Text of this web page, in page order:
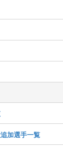
加選手一覧